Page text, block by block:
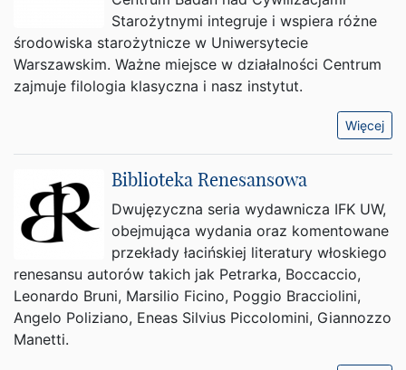
Starożytnymi integruje i wspiera różne
środowiska starożytnicze w Uniwersytecie
Warszawskim. Ważne miejsce w działalności Centrum
zajmuje filologia klasyczna i nasz instytut.
Więcej
Biblioteka Renesansowa
Dwujęzyczna seria wydawnicza IFK UW,
obejmująca wydania oraz komentowane
przekłady łacińskiej literatury włoskiego
renesansu autorów takich jak Petrarka, Boccaccio,
Leonardo Bruni, Marsilio Ficino, Poggio Bracciolini,
Angelo Poliziano, Eneas Silvius Piccolomini, Giannozzo
Manetti.